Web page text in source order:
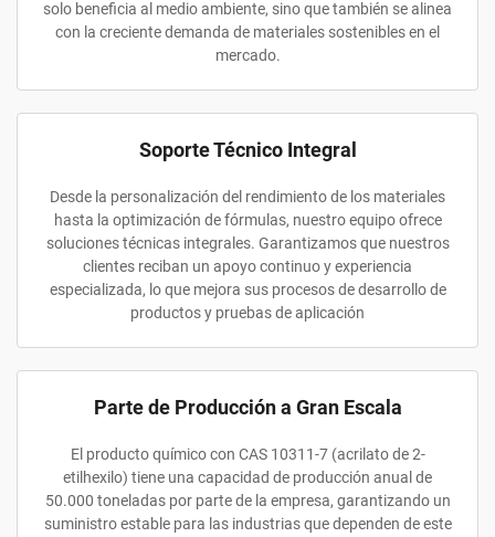
solo beneficia al medio ambiente, sino que también se alinea
con la creciente demanda de materiales sostenibles en el
mercado.
Soporte Técnico Integral
Desde la personalización del rendimiento de los materiales
hasta la optimización de fórmulas, nuestro equipo ofrece
soluciones técnicas integrales. Garantizamos que nuestros
clientes reciban un apoyo continuo y experiencia
especializada, lo que mejora sus procesos de desarrollo de
productos y pruebas de aplicación
Parte de Producción a Gran Escala
El producto químico con CAS 10311-7 (acrilato de 2-
etilhexilo) tiene una capacidad de producción anual de
50.000 toneladas por parte de la empresa, garantizando un
suministro estable para las industrias que dependen de este